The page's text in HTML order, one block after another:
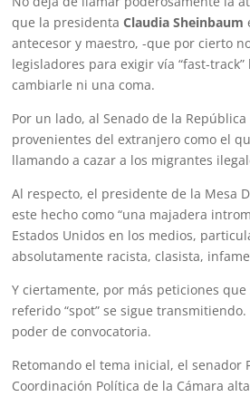
que la presidentaClaudia Sheinbaum
antecesor y maestro, -que por cierto
legisladores para exigir vía “fast-
cambiarle ni una coma.
Por un lado, al Senado de la
provenientes del extranjero como el
llamando a cazar a los migrantes
Al respecto, el presidente de la Mesa
este hecho como “una majadera
Estados Unidos en los medios,
absolutamente racista, clasista,
Y ciertamente, por más peticiones
referido “spot” se sigue
poder de convocatoria.
Retomando el tema inicial, el senador
Coordinación Política de la Cámara